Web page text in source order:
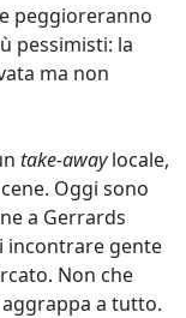
peggioreranno
pessimisti: la
ma non
take-awaylocale,
Oggi sono
a Gerrards
incontrare gente
Non che
a tutto.